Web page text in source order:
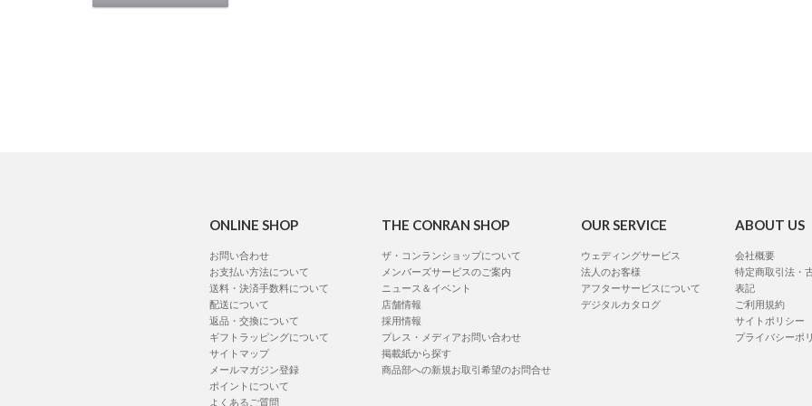
ONLINE SHOP
お問い合わせ
お支払い方法について
送料・決済手数料について
配送について
返品・交換について
ギフトラッピングについて
サイトマップ
メールマガジン登録
ポイントについて
よくあるご質問
THE CONRAN SHOP
ザ・コンランショップについて
メンバーズサービスのご案内
ニュース＆イベント
店舗情報
採用情報
プレス・メディアお問い合わせ
掲載紙から探す
商品部への新規お取引希望のお問合せ
OUR SERVICE
ウェディングサービス
法人のお客様
アフターサービスについて
デジタルカタログ
ABOUT US
会社概要
特定商取引法・
表記
ご利用規約
サイトポリシー
プライバシーポ